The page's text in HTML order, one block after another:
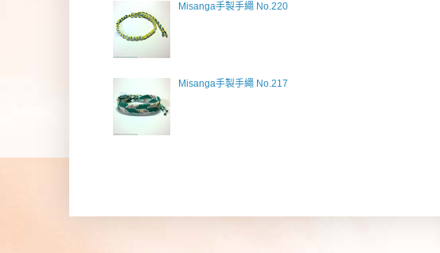
Misanga手製手繩 No.220
Misanga手製手繩 No.217